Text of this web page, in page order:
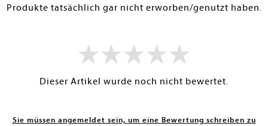
Produkte tatsächlich gar nicht erworben/genutzt haben.
Dieser Artikel wurde noch nicht bewertet.
Sie müssen angemeldet sein, um eine Bewertung schreiben zu